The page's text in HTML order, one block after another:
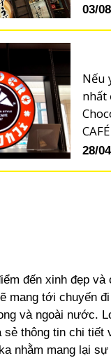
03/
Nếu
nhất
CAFÉ
28/
đến xinh đẹp và
mang tới chuyến
và ngoài nước.
sẻ thông tin chi tiết
nhằm mang lại